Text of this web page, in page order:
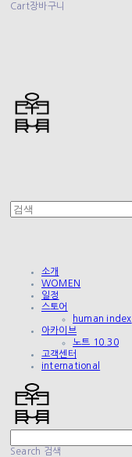
Cart장바구니
소개
WOMEN
일정
스토어
human index
아카이브
노트 10.30
고객센터
international
Search 검색